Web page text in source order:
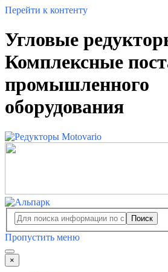
Перейти к контенту
Угловые
Комплексные
промышленного
оборудования
Поиск
Пропустить меню
×